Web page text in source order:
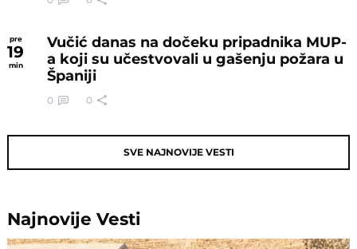
pre
19
min
Vučić danas na dočeku pripadnika MUP-
a koji su učestvovali u gašenju požara u
Španiji
0 0
SVE NAJNOVIJE VESTI
NajnovijeVesti